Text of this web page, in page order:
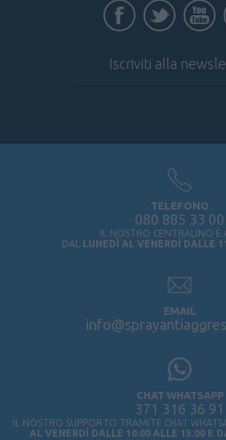
Iscriviti alla
TELEFONO
080 885 33 00
IL NOSTRO CENTRALINO È
DAL
LUNEDÌ AL VENERDÌ DALLE
EMAIL
CHAT WHATSAPP
371 316 36 91
IL NOSTRO SUPPORTO TRAMITE CHAT
AL VENERDÌ DALLE 10.00 ALLE 13.00 E